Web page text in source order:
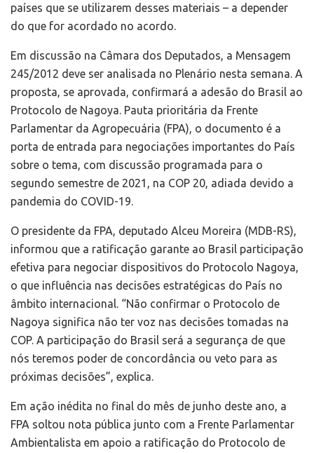
países que se utilizarem desses materiais – a depender
do que for acordado no acordo.
Em discussão na Câmara dos Deputados, a Mensagem
245/2012 deve ser analisada no Plenário nesta semana. A
proposta, se aprovada, confirmará a adesão do Brasil ao
Protocolo de Nagoya. Pauta prioritária da Frente
Parlamentar da Agropecuária (FPA), o documento é a
porta de entrada para negociações importantes do País
sobre o tema, com discussão programada para o
segundo semestre de 2021, na COP 20, adiada devido a
pandemia do COVID-19.
O presidente da FPA, deputado Alceu Moreira (MDB-RS),
informou que a ratificação garante ao Brasil participação
efetiva para negociar dispositivos do Protocolo Nagoya,
o que influência nas decisões estratégicas do País no
âmbito internacional. “Não confirmar o Protocolo de
Nagoya significa não ter voz nas decisões tomadas na
COP. A participação do Brasil será a segurança de que
nós teremos poder de concordância ou veto para as
próximas decisões”, explica.
Em ação inédita no final do mês de junho deste ano, a
FPA soltou nota pública junto com a Frente Parlamentar
Ambientalista em apoio a ratificação do Protocolo de